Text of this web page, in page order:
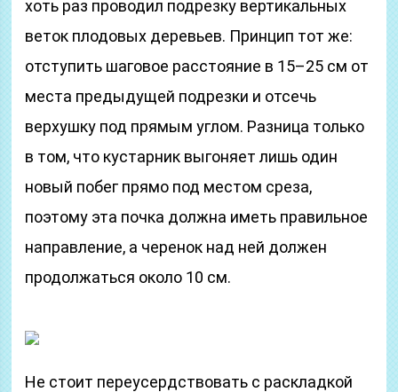
хоть раз проводил подрезку вертикальных
веток плодовых деревьев. Принцип тот же:
отступить шаговое расстояние в 15–25 см от
места предыдущей подрезки и отсечь
верхушку под прямым углом. Разница только
в том, что кустарник выгоняет лишь один
новый побег прямо под местом среза,
поэтому эта почка должна иметь правильное
направление, а черенок над ней должен
продолжаться около 10 см.
Не стоит переусердствовать с раскладкой